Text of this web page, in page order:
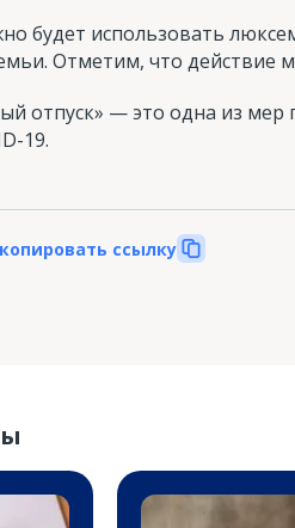
будет использовать
Отметим, что действие
отпуск» — это одна из
19.
ссылку